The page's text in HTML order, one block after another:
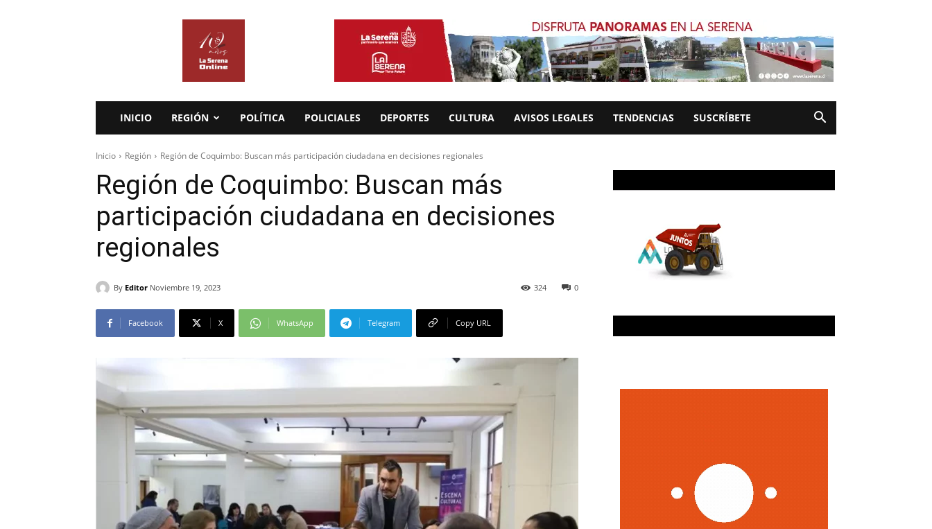
INICIO REGIÓN POLÍTICA POLICIALES DEPORTES CULTURA AVISOS LEGALES TENDENCIAS SUSCRÍBETE
Inicio Región Región de Coquimbo: Buscan más participación ciudadana en decisiones regionales
Región de Coquimbo: Buscan más
participación ciudadana en decisiones
regionales
By Editor Noviembre 19, 2023 0
324
Facebook X WhatsApp Telegram Copy URL